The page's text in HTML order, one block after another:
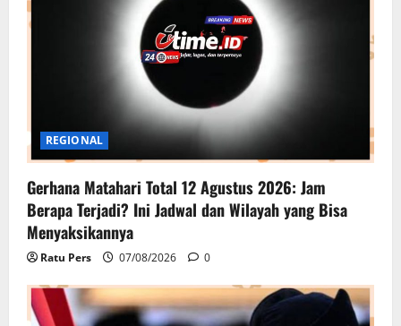
REGIONAL
Gerhana Matahari Total 12 Agustus 2026: Jam
Berapa Terjadi? Ini Jadwal dan Wilayah yang Bisa
Menyaksikannya
Ratu Pers 07/08/2026 0